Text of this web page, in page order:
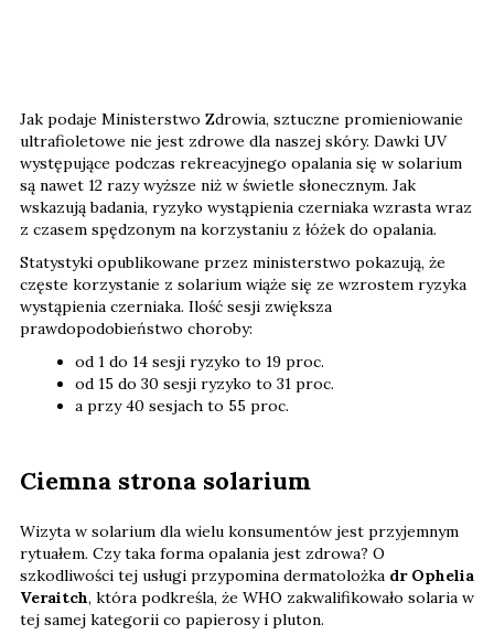
Jak podaje Ministerstwo Zdrowia, sztuczne promieniowanie
ultrafioletowe nie jest zdrowe dla naszej skóry. Dawki UV
występujące podczas rekreacyjnego opalania się w solarium
są nawet 12 razy wyższe niż w świetle słonecznym. Jak
wskazują badania, ryzyko wystąpienia czerniaka wzrasta wraz
z czasem spędzonym na korzystaniu z łóżek do opalania.
Statystyki opublikowane przez ministerstwo pokazują, że
częste korzystanie z solarium wiąże się ze wzrostem ryzyka
wystąpienia czerniaka. Ilość sesji zwiększa
prawdopodobieństwo choroby:
od 1 do 14 sesji ryzyko to 19 proc.
od 15 do 30 sesji ryzyko to 31 proc.
a przy 40 sesjach to 55 proc.
Ciemna strona solarium
Wizyta w solarium dla wielu konsumentów jest przyjemnym
rytuałem. Czy taka forma opalania jest zdrowa? O
szkodliwości tej usługi przypomina dermatolożka dr Ophelia
Veraitch, która podkreśla, że WHO zakwalifikowało solaria w
tej samej kategorii co papierosy i pluton.